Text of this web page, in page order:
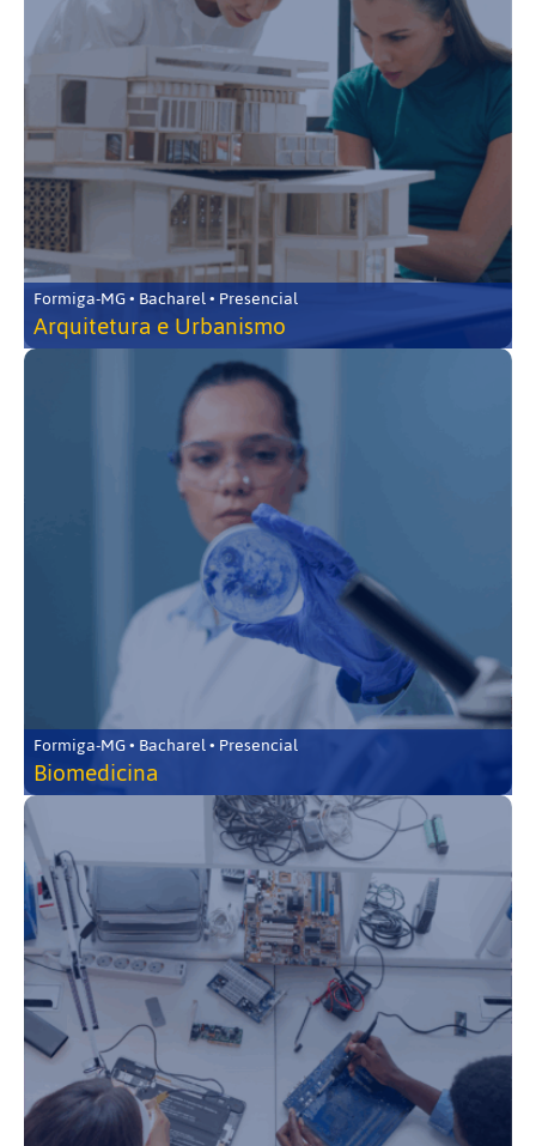
Formiga-MG • Bacharel • Presencial
Arquitetura e Urbanismo
Formiga-MG • Bacharel • Presencial
Biomedicina